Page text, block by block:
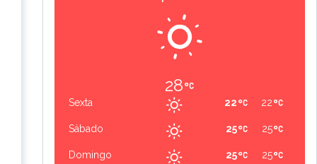
28
Sexta 22
22
Sábado 25
25
Domingo 25
25